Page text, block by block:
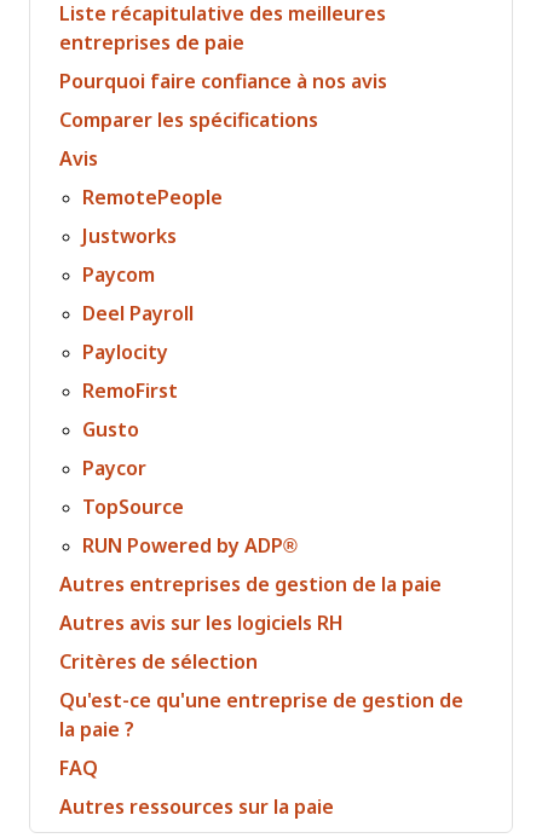
Liste récapitulative des meilleures
entreprises de paie
Pourquoi faire confiance à nos avis
Comparer les spécifications
Avis
RemotePeople
Justworks
Paycom
Deel Payroll
Paylocity
RemoFirst
Gusto
Paycor
TopSource
RUN Powered by ADP®
Autres entreprises de gestion de la paie
Autres avis sur les logiciels RH
Critères de sélection
Qu'est-ce qu'une entreprise de gestion de
la paie ?
FAQ
Autres ressources sur la paie